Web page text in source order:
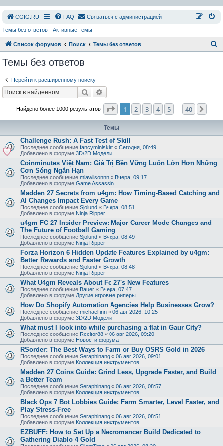
СGIG.RU FAQ Связаться с администрацией
Темы без ответов Активные темы
Список форумов Поиск Темы без ответов
Темы без ответов
Перейти к расширенному поиску
Поиск
Найдено более 1000 результатов Страница из 40
1 2 3 4 5 40
Темы
Challenge Rush: A Fast Test of Skill
Последнее сообщение fancyminiskirt « Сегодня, 08:49
Добавлено в форуме 3D/2D Модели
Coinminutes Việt Nam: Giá Trị Bền Vững Luôn Lớn Hơn Những
Cơn Sóng Ngắn Hạn
Последнее сообщение miawilsonnn « Вчера, 09:17
Добавлено в форуме Game Assassin
Madden 27 Secrets from u4gm: How Timing-Based Catching and
AI Changes Impact Every Game
Последнее сообщение Sjolund « Вчера, 08:51
Добавлено в форуме Ninja Ripper
u4gm FC 27 Insider Preview: Major Career Mode Changes and
The Future of Football Gaming
Последнее сообщение Sjolund « Вчера, 08:49
Добавлено в форуме Ninja Ripper
Forza Horizon 6 Hidden Update Features Explained by u4gm:
Better Rewards and Faster Growth
Последнее сообщение Sjolund « Вчера, 08:48
Добавлено в форуме Ninja Ripper
What U4gm Reveals About Fc 27's New Features
Последнее сообщение Bauer « Вчера, 07:47
Добавлено в форуме Другие игровые риперы
How Do Shopify Automation Agencies Help Businesses Grow?
Последнее сообщение michaelfinn « 06 авг 2026, 10:25
Добавлено в форуме 3D/2D Модели
What must I look into while purchasing a flat in Gaur City?
Последнее сообщение Reeltor88 « 06 авг 2026, 09:20
Добавлено в форуме Новости форума
RSorder: The Best Ways to Farm or Buy OSRS Gold in 2026
Последнее сообщение Seraphinang « 06 авг 2026, 09:01
Добавлено в форуме Коллекция инструментов
Madden 27 Coins Guide: Grind Less, Upgrade Faster, and Build
a Better Team
Последнее сообщение Seraphinang « 06 авг 2026, 08:57
Добавлено в форуме Коллекция инструментов
Black Ops 7 Bot Lobbies Guide: Farm Smarter, Level Faster, and
Play Stress-Free
Последнее сообщение Seraphinang « 06 авг 2026, 08:51
Добавлено в форуме Коллекция инструментов
EZBUFF: How to Set Up a Necromancer Build Dedicated to
Gathering Diablo 4 Gold